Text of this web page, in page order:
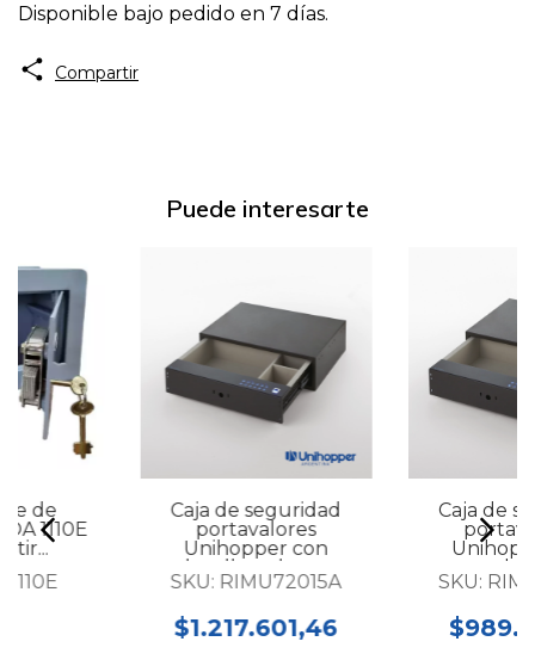
Disponible bajo pedido en 7 días.
Compartir
Puede interesarte
de
1110E
Caja de seguridad
portavalores
Unihopper con
huella y clave...
SKU: RIMU72015A
$1.217.601,46
Caja de
SKU: